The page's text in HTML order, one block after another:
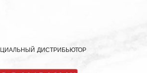
ДИСТРИБЬЮТОР